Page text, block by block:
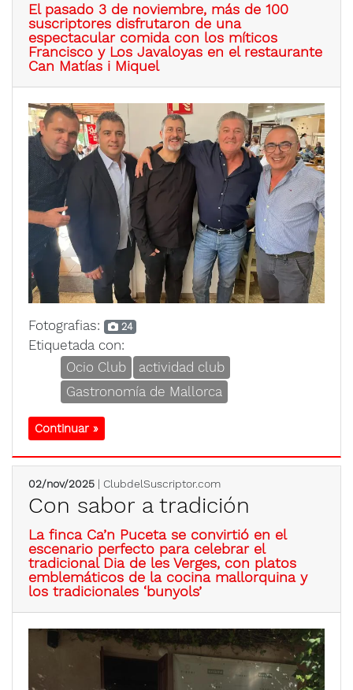
El pasado 3 de noviembre, más de 100
suscriptores disfrutaron de una
espectacular comida con los míticos
Francisco y Los Javaloyas en el restaurante
Can Matías i Miquel
Fotografias: 24
Etiquetada con:
Ocio Club
actividad club
Gastronomía de Mallorca
Continuar »
02/nov/2025 | ClubdelSuscriptor.com
Con sabor a tradición
La finca Ca’n Puceta se convirtió en el
escenario perfecto para celebrar el
tradicional Dia de les Verges, con platos
emblemáticos de la cocina mallorquina y
los tradicionales ‘bunyols’